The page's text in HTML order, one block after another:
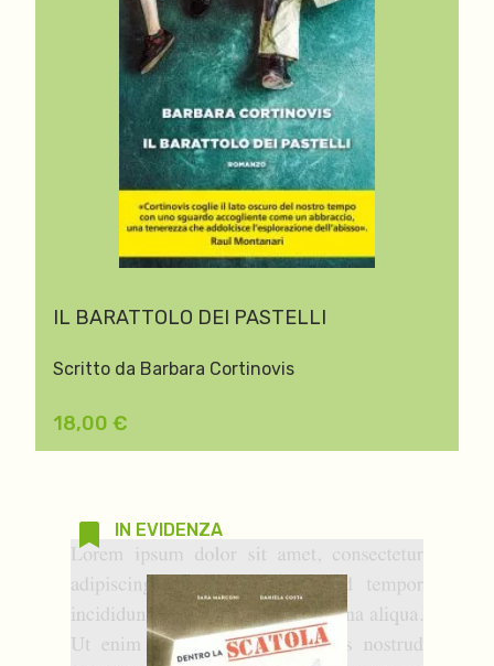
IL BARATTOLO DEI PASTELLI
Scritto da Barbara Cortinovis
18,00 €
IN EVIDENZA